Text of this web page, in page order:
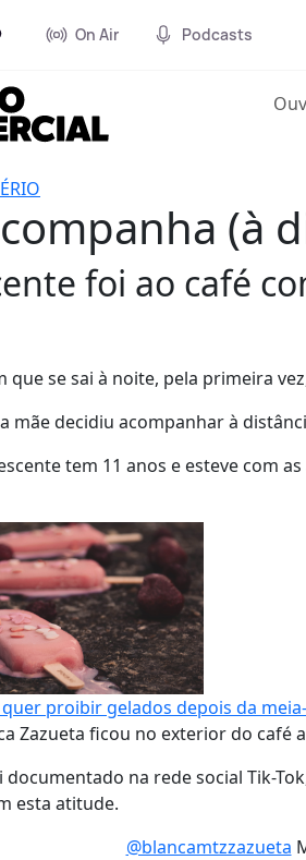
On Air Podcasts
(à
foi ao café
que se sai à noite, pela primeira
mãe decidiu acompanhar à
tem 11 anos e esteve com
proibir gelados depois da
Zazueta ficou no exterior do café
na rede social Tik-
esta atitude.
@blancamtzzazueta